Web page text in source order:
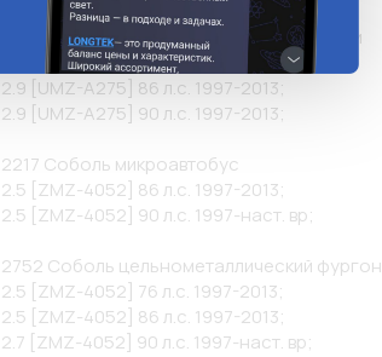
2310 Соболь бортовая платформа/шасси
2.8 [UMZ-A275] 76 л.с. 1997-2013;
2.9 [UMZ-A275] 86 л.с. 1997-2013;
2.9 [UMZ-A275] 90 л.с. 1997-2013;
2217 Соболь микроавтобус
2.5 [ZMZ-4052] 86 л.с. 1997-2013;
2.5 [ZMZ-4052] 90 л.с. 1997-наст. вр;
2752 Соболь цельнометаллический фургон
2.5 [ZMZ-4052] 76 л.с. 1997-2013;
2.5 [ZMZ-4052] 86 л.с. 1997-2013;
2.7 [ZMZ-4052] 90 л.с. 1997-наст. вр;